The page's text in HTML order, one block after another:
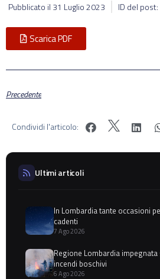
Pubblicato il 31 Luglio 2023 ID del
Scarica PDF
Precedente
Condividi l'articolo:
Ultimi articoli
In Lombardia tante occasioni
cadenti
7 Ago 2026
Regione Lombardia
incendi boschivi
6 Ago 2026